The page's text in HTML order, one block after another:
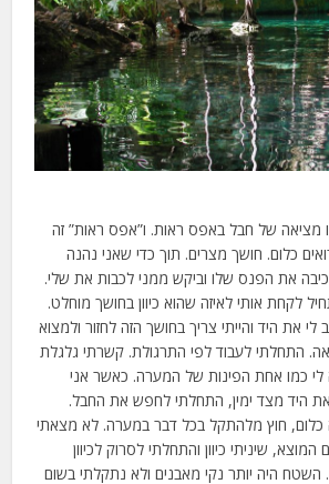
מציאה של חבל באפס ראות. ו”אפס ראות” זה
כלום. חושך מצרים. תוך כדי שאני נהנה
את הפנס שלו וביקש ממני לכבות את שלי.
לקחת אותי לאיזה שהוא כיוון בחושך מוחלט.
את היד והייתי צריך בחושך הזה לחזור ולמצוא
התחלתי לעבוד לפי התרגולת. קשרתי גלגלת
כמו אחת הפינות של המערה. כאשר אני
את היד מצד ימין, התחלתי לחפש את החבל.
כלום, חוץ מלהתקל בכל דבר במערה. לא מצאתי
שיניתי כיוון והתחלתי לסרוק לכיוון
השטח היה יותר נקי מאבנים ולא נתקלתי בשום